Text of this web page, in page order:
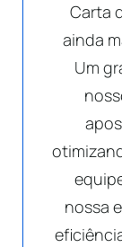
Carta
ainda
Um
nossa